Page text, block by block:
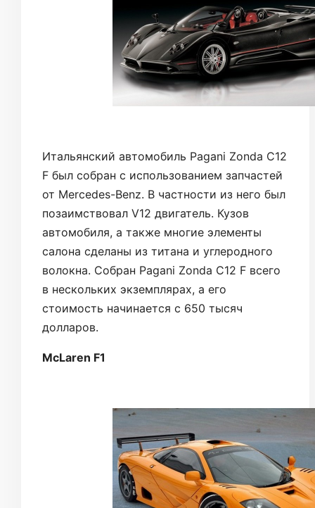
Итальянский автомобиль Pagani Zonda C12
F был собран с использованием запчастей
от Mercedes-Benz. В частности из него был
позаимствовал V12 двигатель. Кузов
автомобиля, а также многие элементы
салона сделаны из титана и углеродного
волокна. Собран Pagani Zonda C12 F всего
в нескольких экземплярах, а его
стоимость начинается с 650 тысяч
долларов.
McLaren F1